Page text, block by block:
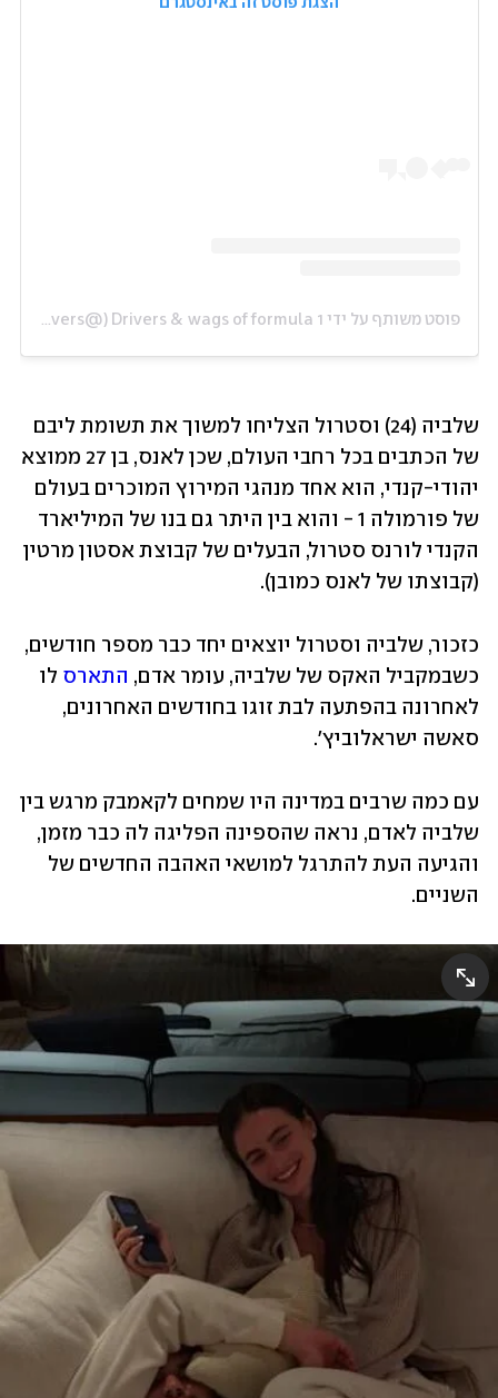
הצגת פוסט זה באינסטגרם
‏‎פוסט משותף על ידי ‏‎Drivers & wags of formula 1‎‏ (@‏‎f1wagsanddrivers‎‏)
(קבוצתו של לאנס כמובן).
כשבמקביל האקס של שלביה, עומר אדם, התארס
סאשה ישראלוביץ'.
השניים.